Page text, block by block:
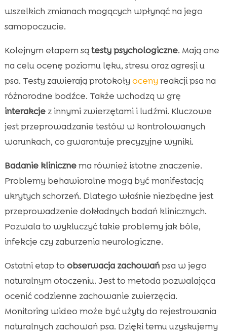
wszelkich zmianach mogących wpłynąć na jego
samopoczucie.
Kolejnym etapem są testy psychologiczne. Mają one
na celu ocenę poziomu lęku, stresu oraz agresji u
psa. Testy zawierają protokoły oceny reakcji psa na
różnorodne bodźce. Także wchodzą w grę
interakcjez innymi zwierzętami i ludźmi. Kluczowe
jest przeprowadzanie testów w kontrolowanych
warunkach, co gwarantuje precyzyjne wyniki.
Badanie klinicznema również istotne znaczenie.
Problemy behawioralne mogą być manifestacją
ukrytych schorzeń. Dlatego właśnie niezbędne jest
przeprowadzenie dokładnych badań klinicznych.
Pozwala to wykluczyć takie problemy jak bóle,
infekcje czy zaburzenia neurologiczne.
Ostatni etap to obserwacja zachowańpsa w jego
naturalnym otoczeniu. Jest to metoda pozwalająca
ocenić codzienne zachowanie zwierzęcia.
Monitoring wideo może być użyty do rejestrowania
naturalnych zachowań psa. Dzięki temu uzyskujemy